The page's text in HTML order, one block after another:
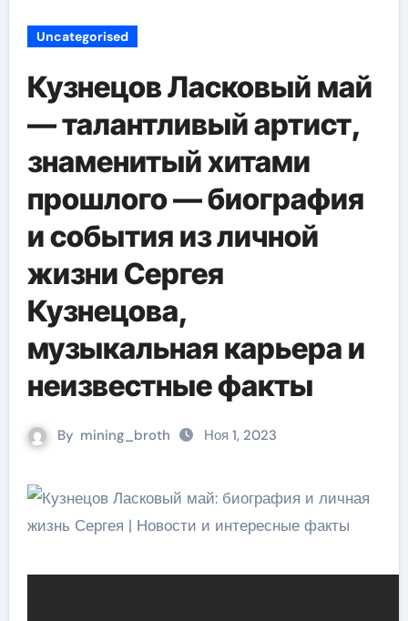
Uncategorised
Кузнецов Ласковый май
— талантливый артист,
знаменитый хитами
прошлого — биография
и события из личной
жизни Сергея
Кузнецова,
музыкальная карьера и
неизвестные факты
By mining_broth Ноя 1, 2023